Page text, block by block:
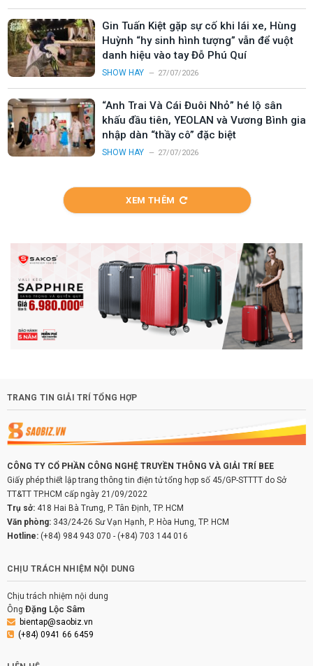
Gin Tuấn Kiệt gặp sự cố khi lái xe, Hùng
Huỳnh “hy sinh hình tượng” vẫn để vuột
danh hiệu vào tay Đỗ Phú Quí
SHOW HAY 27/07/2026
“Anh Trai Và Cái Đuôi Nhỏ” hé lộ sân
khấu đầu tiên, YEOLAN và Vương Bình gia
nhập dàn “thầy cô” đặc biệt
SHOW HAY 27/07/2026
XEM THÊM
TRANG TIN GIẢI TRÍ TỔNG HỢP
CÔNG TY CỔ PHẦN CÔNG NGHỆ TRUYỀN THÔNG VÀ GIẢI TRÍ BEE
Giấy phép thiết lập trang thông tin điện tử tổng hợp số 45/GP-STTTT do Sở
TT&TT TP.HCM cấp ngày 21/09/2022
Trụ sở: 418 Hai Bà Trưng, P. Tân Định, TP. HCM
Văn phòng: 343/24-26 Sư Vạn Hạnh, P. Hòa Hưng, TP. HCM
Hotline: (+84) 984 943 070 - (+84) 703 144 016
CHỊU TRÁCH NHIỆM NỘI DUNG
Chịu trách nhiệm nội dung
Ông Đặng Lộc Sâm
bientap@saobiz.vn
(+84) 0941 66 6459